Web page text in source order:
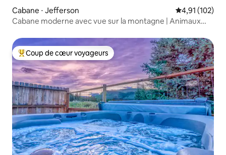
Cabane ⋅ Jefferson Évaluation
4,91 (102)
Cabane moderne avec vue sur la montagne | Animaux
Coups de cœur voyageurs les plus appréciés
Coup de cœur voyageurs